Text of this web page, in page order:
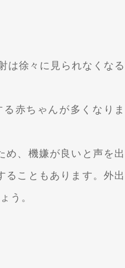
は徐々に見られなくなる
る赤ちゃんが多くなりま
め、機嫌が良いと声を出
ることもあります。外出
う。